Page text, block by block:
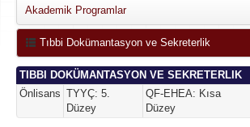
Akademik Programlar
Tıbbi Dokümantasyon ve Sekreterlik
TIBBI DOKÜMANTASYON VE SEKRETERLIK
Önlisans TYYÇ: 5.
Düzey
QF-EHEA: Kısa
Düzey